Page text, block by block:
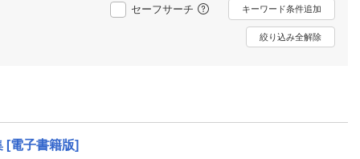
楽天TV
動画配信ガイド
セーフサーチ キーワード条件追加
絞り込み全解除
[電子書籍版]